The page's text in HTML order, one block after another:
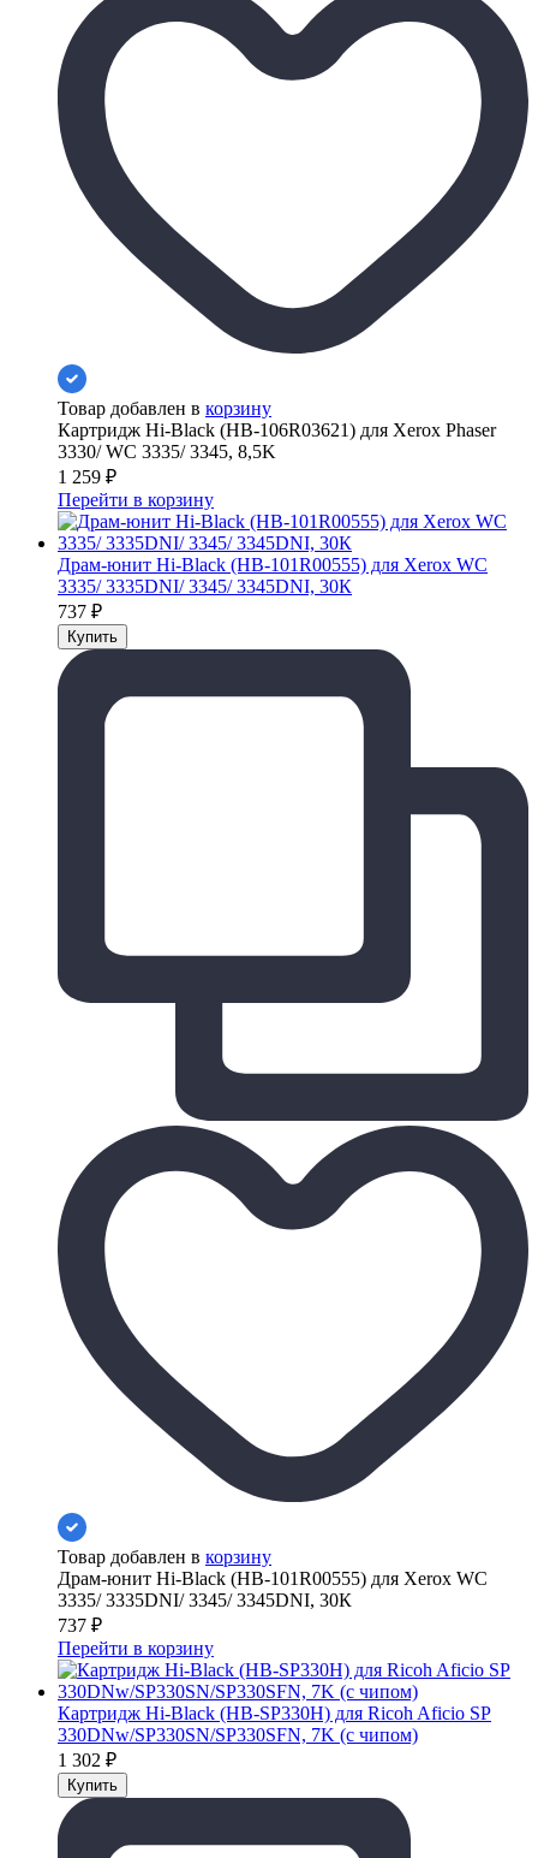
Товар добавлен в корзину
Картридж Hi-Black (HB-106R03621) для Xerox Phaser
3330/ WC 3335/ 3345, 8,5K
1 259 ₽
Перейти в корзину
Драм-юнит Hi-Black (HB-101R00555) для Xerox WC
3335/ 3335DNI/ 3345/ 3345DNI, 30К
737 ₽
Товар добавлен в корзину
Драм-юнит Hi-Black (HB-101R00555) для Xerox WC
3335/ 3335DNI/ 3345/ 3345DNI, 30К
737 ₽
Перейти в корзину
Картридж Hi-Black (HB-SP330H) для Ricoh Aficio SP
330DNw/SP330SN/SP330SFN, 7K (с чипом)
1 302 ₽